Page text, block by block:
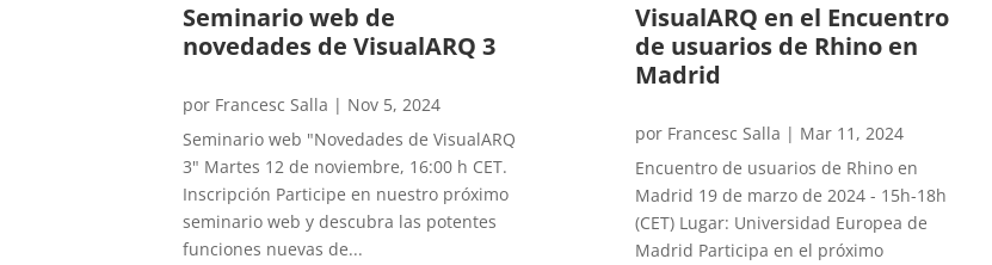
Seminario web de
novedades de VisualARQ 3
por Francesc Salla | Nov 5, 2024
Seminario web "Novedades de VisualARQ
3" Martes 12 de noviembre, 16:00 h CET.
Inscripción Participe en nuestro próximo
seminario web y descubra las potentes
funciones nuevas de...
VisualARQ en el Encuentro
de usuarios de Rhino en
Madrid
por Francesc Salla | Mar 11, 2024
Encuentro de usuarios de Rhino en
Madrid 19 de marzo de 2024 - 15h-18h
(CET) Lugar: Universidad Europea de
Madrid Participa en el próximo